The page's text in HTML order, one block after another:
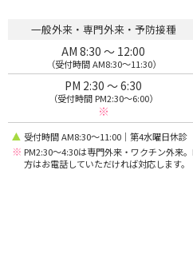
一般外来・専門外来・予防接種
AM 8:30 〜 12:00
（受付時間 AM8:30〜11:30）
PM 2:30 〜 6:30
（受付時間 PM2:30〜6:00）
※
受付時間 AM8:30〜11:00｜第4水曜日休診
※ PM2:30〜4:30は専門外来・ワクチン外来
方はお電話していただければ対応します。